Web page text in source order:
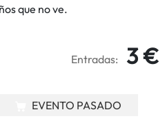
que no ve.
Entradas: 3 €
EVENTO PASADO